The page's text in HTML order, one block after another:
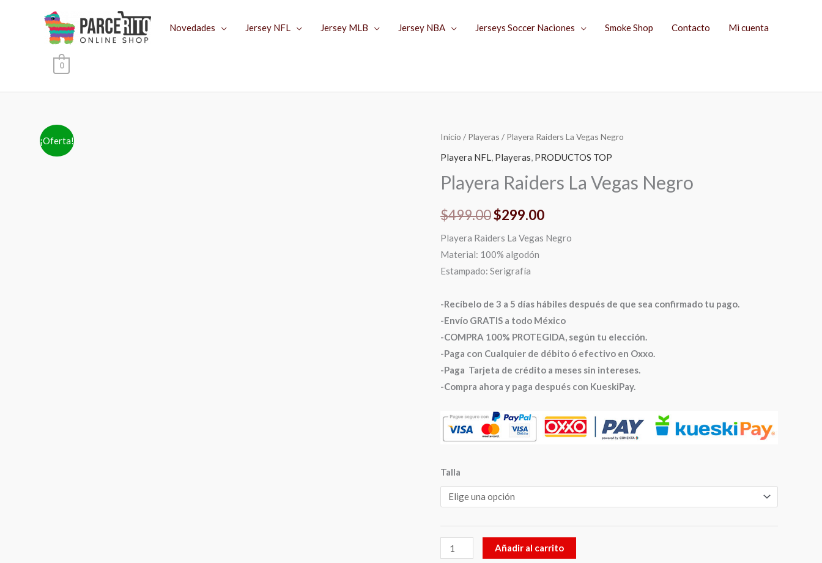
Novedades Jersey NFL Jersey MLB Jersey NBA Jerseys Soccer Naciones Smoke Shop Contacto Mi cuenta
0
¡Oferta! Inicio / Playeras / Playera Raiders La Vegas Negro
Playera NFL, Playeras, PRODUCTOS TOP
Playera Raiders La Vegas Negro
$499.00
El
precio
original
era:
$499.00.
$299.00
El
precio
actual
es:
$299.00.
Playera Raiders La Vegas Negro
Material: 100% algodón
Estampado: Serigrafía
-Recíbelo de 3 a 5 días hábiles después de que sea confirmado tu pago.
-Envío GRATIS a todo México
-COMPRA 100% PROTEGIDA, según tu elección.
-Paga con Cualquier de débito ó efectivo en Oxxo.
-Paga Tarjeta de crédito a meses sin intereses.
-Compra ahora y paga después con KueskiPay.
Talla
Playera
Raiders
Vegas
cantidad
Añadir al carrito